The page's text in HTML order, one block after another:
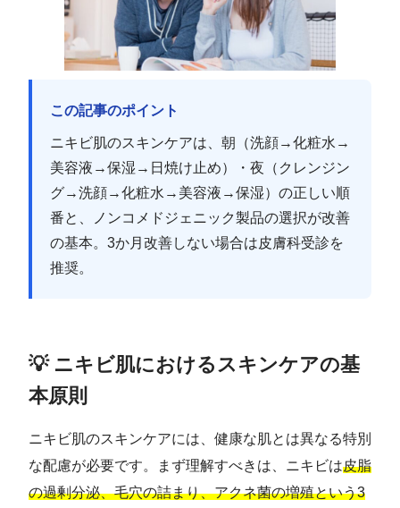
この記事のポイント
ニキビ肌のスキンケアは、朝（洗顔→化粧水→
美容液→保湿→日焼け止め）・夜（クレンジン
グ→洗顔→化粧水→美容液→保湿）の正しい順
番と、ノンコメドジェニック製品の選択が改善
の基本。3か月改善しない場合は皮膚科受診を
推奨。
💡 ニキビ肌におけるスキンケアの基
本原則
ニキビ肌のスキンケアには、健康な肌とは異なる特別
な配慮が必要です。まず理解すべきは、ニキビは皮脂
の過剰分泌、毛穴の詰まり、アクネ菌の増殖という3